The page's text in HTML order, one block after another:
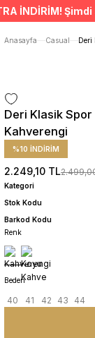
Anasayfa
Casual Deri
Deri Klasik Spor
Kahverengi
%10 İNDİRİM
2.249,10 TL
Kategori
Stok Kodu
Barkod Kodu
Renk
Beden
40 41 42 43 44